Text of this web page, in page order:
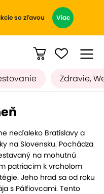
so zľavou Viac
Zdravie,
neďaleko Bratislavy a
na Slovensku. Pochádza
na mohutnú
patriacim k vrcholom
Jeho hrad sa od roku
s Pálfiovcami. Tento